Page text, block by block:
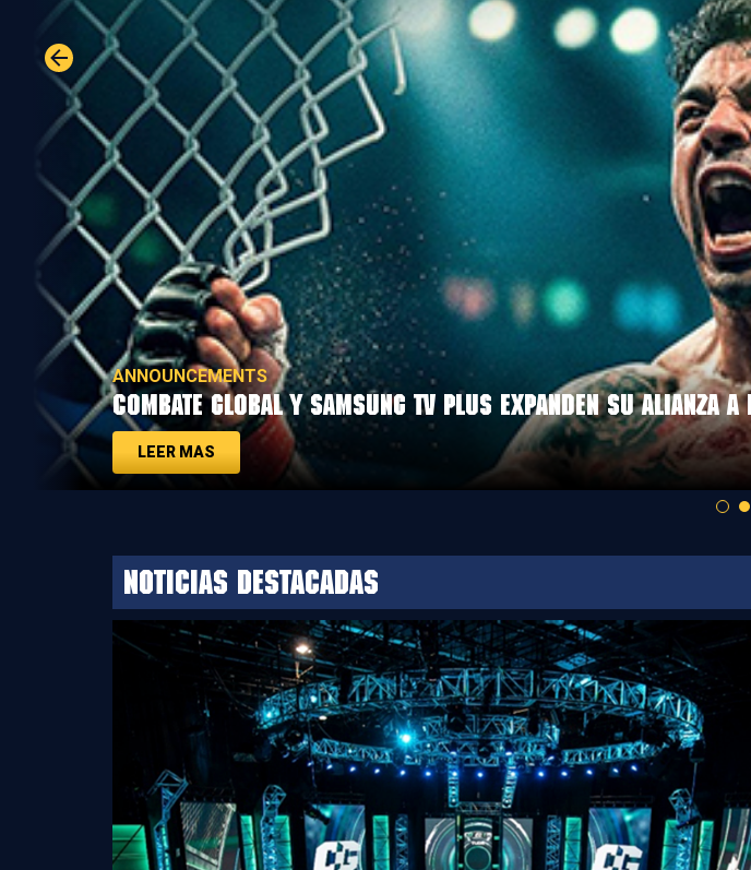
ANNOUNCEMENTS
COMBATE GLOBAL ANUNCIA PAUSA DE VERANO POR LA COPA
LEER MAS
Noticias destacadas